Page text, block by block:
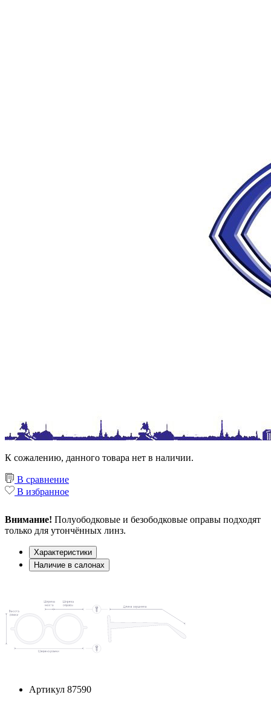
К сожалению, данного товара нет в наличии.
В сравнение
В избранное
Внимание! Полуободковые и безободковые оправы подходят
только для утончённых линз.
Характеристики
Наличие в салонах
Артикул 87590